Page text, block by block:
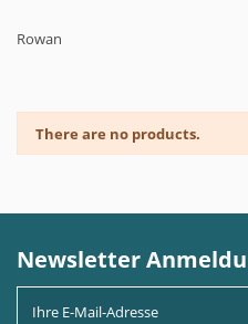
Rowan
There are no products.
Newsletter